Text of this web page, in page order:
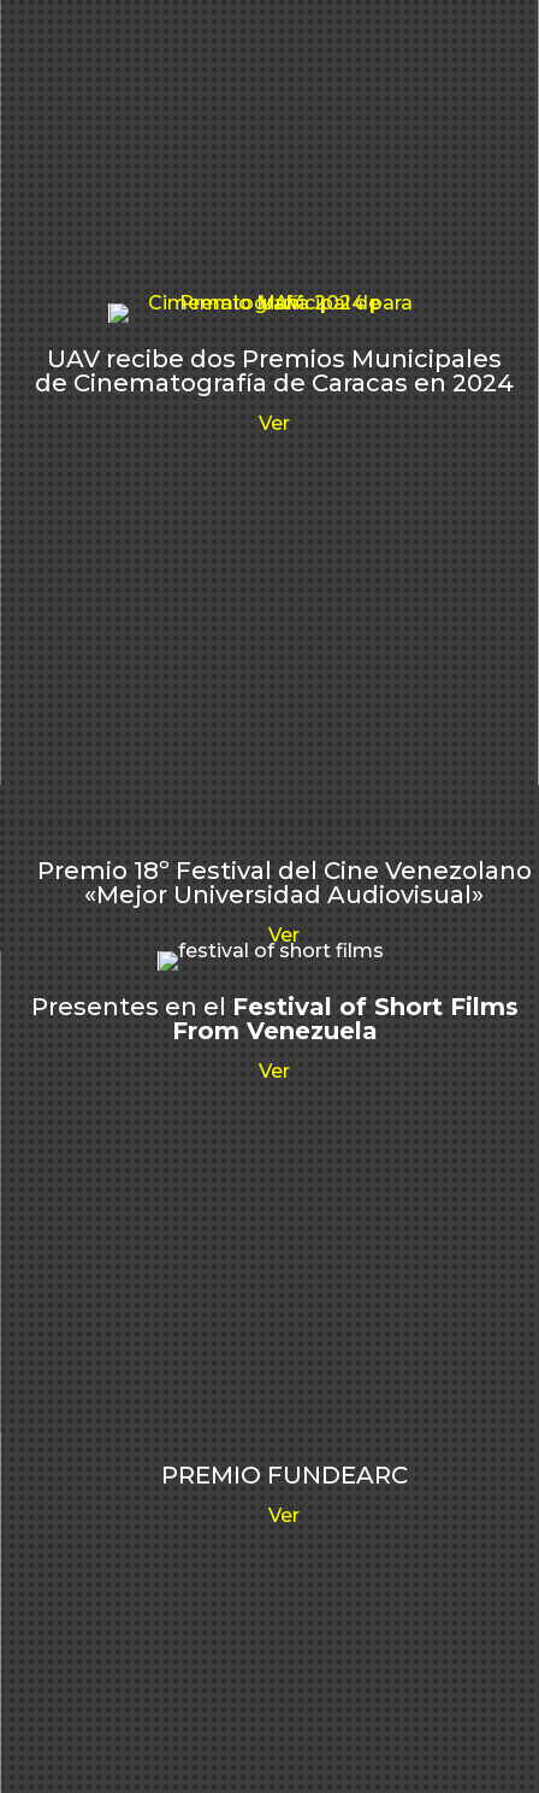
UAV recibe dos Premios Municipales
de Cinematografía de Caracas en 2024
Ver
Premio 18º Festival del Cine Venezolano
«Mejor Universidad Audiovisual»
Ver
Presentes en el Festival of Short Films
From Venezuela
Ver
PREMIO FUNDEARC
Ver